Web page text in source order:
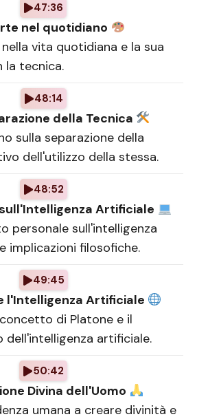
47:36
nel quotidiano
vita quotidiana e la sua
la tecnica.
48:14
della Tecnica
sulla separazione della
dell'utilizzo della stessa.
48:52
Artificiale
personale sull'intelligenza
implicazioni filosofiche.
49:45
l'Intelligenza Artificiale
di Platone e il
dell'intelligenza artificiale.
50:42
Divina dell'Uomo
umana a creare divinità e